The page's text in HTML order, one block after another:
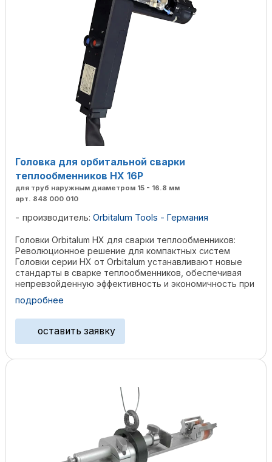
Головка для орбитальной сварки
теплообменников HX 16P
для труб наружным диаметром 15 - 16.8 мм
арт. 848 000 010
производитель: Orbitalum Tools - Германия
Головки Orbitalum HX для сварки теплообменников:
Революционное решение для компактных систем
Головки серии HX от Orbitalum устанавливают новые
стандарты в сварке теплообменников, обеспечивая
непревзойденную эффективность и экономичность при
подробнее
оставить заявку